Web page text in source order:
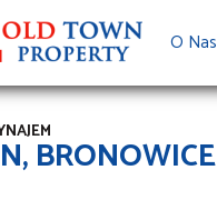
O Nas
BRONOWICE